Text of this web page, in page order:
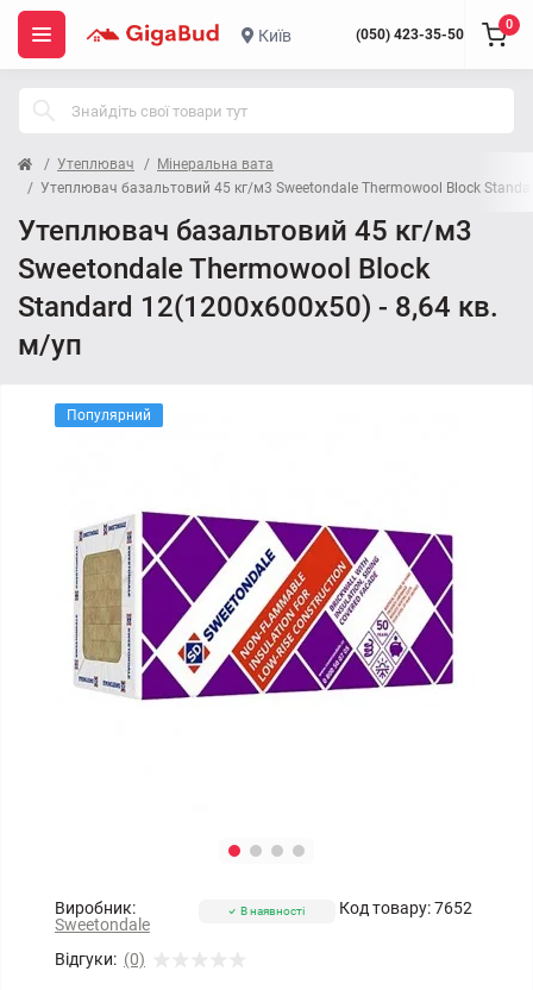
Київ (050) 423-35-50
0
Утеплювач
Мінеральна вата
Утеплювач базальтовий 45 кг/м3 Sweetondale Thermowool Block
Утеплювач базальтовий 45 кг/м3
Sweetondale Thermowool Block
Standard 12(1200x600x50) - 8,64 кв.
м/уп
Популярний
Виробник:
Sweetondale
Код товару: 7652
Відгуки: (0)
В наявності